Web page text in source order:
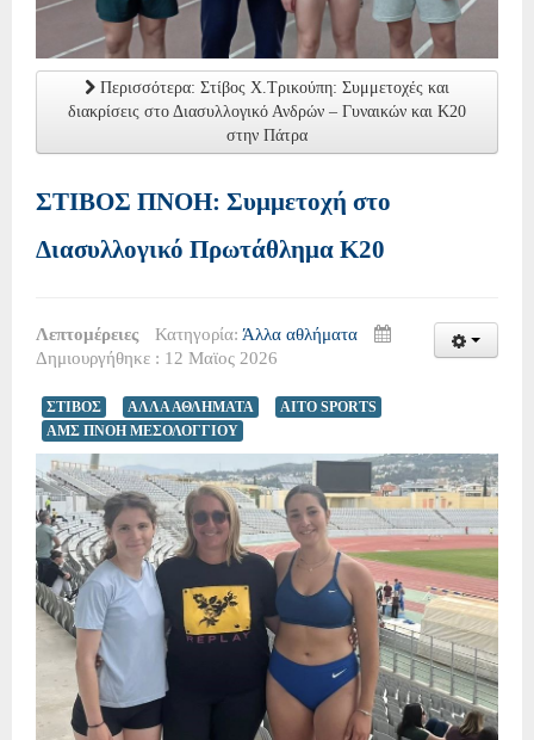
Περισσότερα: Στίβος Χ.Τρικούπη: Συμμετοχές και
διακρίσεις στο Διασυλλογικό Ανδρών – Γυναικών και Κ20
στην Πάτρα
ΣΤΙΒΟΣ ΠΝΟΗ: Συμμετοχή στο
Διασυλλογικό Πρωτάθλημα Κ20
Λεπτομέρειες Κατηγορία: Άλλα αθλήματα
Δημιουργήθηκε : 12 Μαϊος 2026
ΣΤΙΒΟΣ ΑΛΛΑ ΑΘΛΗΜΑΤΑ
AITO SPORTS
ΑΜΣ ΠΝΟΗ ΜΕΣΟΛΟΓΓΙΟΥ